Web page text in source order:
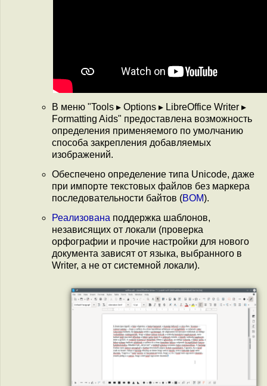
В меню "Tools ▸ Options ▸ LibreOffice Writer ▸
Formatting Aids" предоставлена возможность
определения применяемого по умолчанию
способа закрепления добавляемых
изображений.
Обеспечено определение типа Unicode, даже
при импорте текстовых файлов без маркера
последовательности байтов (BOM).
Реализована поддержка шаблонов,
независящих от локали (проверка
орфографии и прочие настройки для нового
документа зависят от языка, выбранного в
Writer, а не от системной локали).